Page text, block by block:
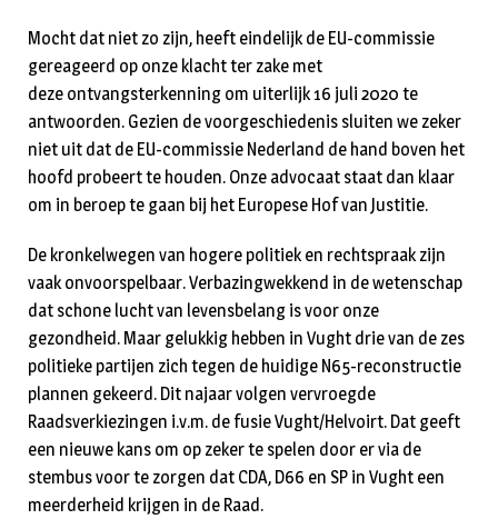
Mocht dat niet zo zijn, heeft eindelijk de EU-commissie
gereageerd op onze klacht ter zake met
deze ontvangsterkenning om uiterlijk 16 juli 2020 te
antwoorden. Gezien de voorgeschiedenis sluiten we zeker
niet uit dat de EU-commissie Nederland de hand boven het
hoofd probeert te houden. Onze advocaat staat dan klaar
om in beroep te gaan bij het Europese Hof van Justitie.
De kronkelwegen van hogere politiek en rechtspraak zijn
vaak onvoorspelbaar. Verbazingwekkend in de wetenschap
dat schone lucht van levensbelang is voor onze
gezondheid. Maar gelukkig hebben in Vught drie van de zes
politieke partijen zich tegen de huidige N65-reconstructie
plannen gekeerd. Dit najaar volgen vervroegde
Raadsverkiezingen i.v.m. de fusie Vught/Helvoirt. Dat geeft
een nieuwe kans om op zeker te spelen door er via de
stembus voor te zorgen dat CDA, D66 en SP in Vught een
meerderheid krijgen in de Raad.